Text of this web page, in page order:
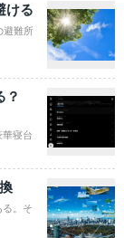
ける
避難所
？
寝台
る。そ